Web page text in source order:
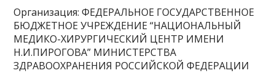
Организация: ФЕДЕРАЛЬНОЕ ГОСУДАРСТВЕННОЕ
БЮДЖЕТНОЕ УЧРЕЖДЕНИЕ “НАЦИОНАЛЬНЫЙ
МЕДИКО-ХИРУРГИЧЕСКИЙ ЦЕНТР ИМЕНИ
Н.И.ПИРОГОВА” МИНИСТЕРСТВА
ЗДРАВООХРАНЕНИЯ РОССИЙСКОЙ ФЕДЕРАЦИИ